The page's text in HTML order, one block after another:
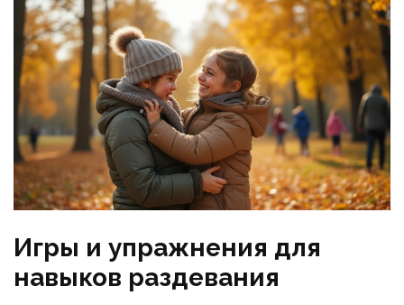
Игры и упражнения для
навыков раздевания